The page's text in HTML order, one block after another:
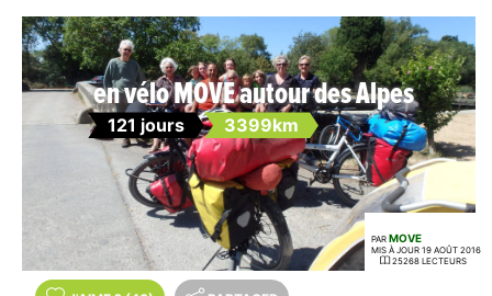
en vélo MOVE autour des Alpes
121 jours 3399km
PAR MOVE
MIS À JOUR 19 AOÛT 2016
25268 LECTEURS